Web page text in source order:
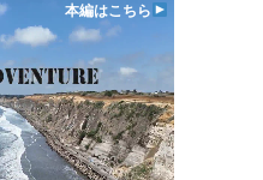
本編はこちら